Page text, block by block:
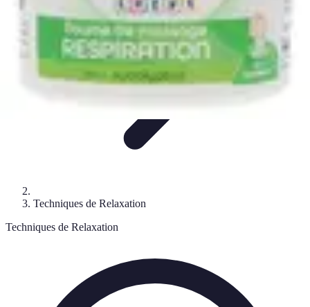
Techniques de Relaxation
Techniques de Relaxation